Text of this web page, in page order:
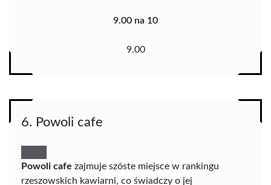
9.00 na 10
9.00
6. Powoli cafe
Powoli cafe zajmuje szóste miejsce w rankingu
rzeszowskich kawiarni, co świadczy o jej